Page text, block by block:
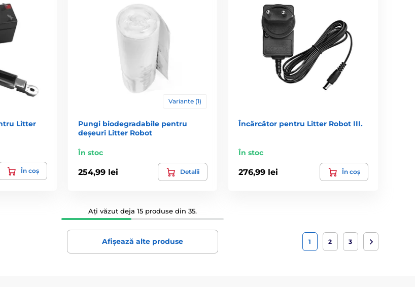
Litter
În coș
Variante (1)
Pungi biodegradabile pentru
deșeuri Litter Robot
În stoc
254,99 lei Detalii
Încărcător pentru Litter Robot III.
În stoc
276,99 lei În coș
Ați văzut deja 15 produse din 35.
Afișează alte produse 1 2 3